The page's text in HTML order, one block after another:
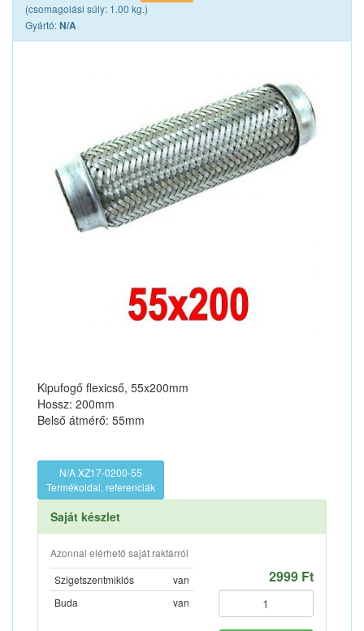
(csomagolási súly: 1.00 kg.)
Gyártó:N/A
Kipufogő flexicső, 55x200mm
Hossz: 200mm
Belső átmérő: 55mm
N/A XZ17-0200-55
Termékoldal, referenciák
Saját készlet
Azonnal elérhető saját raktárról
Szigetszentmiklós
van
Buda
van
2999 Ft